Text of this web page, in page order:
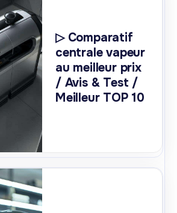
▷ Comparatif
centrale vapeur
au meilleur prix
/ Avis & Test /
Meilleur TOP 10